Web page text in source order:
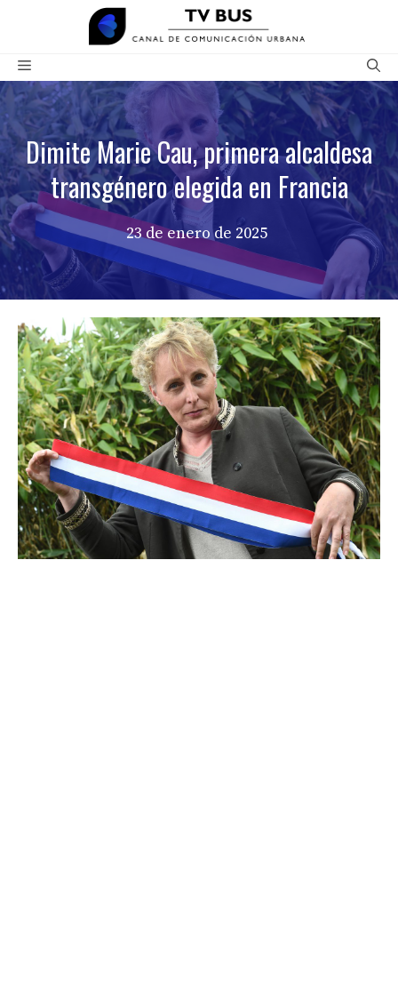
contenido
Menú
Dimite Marie Cau, primera alcaldesa
transgénero elegida en Francia
23 de enero de 2025